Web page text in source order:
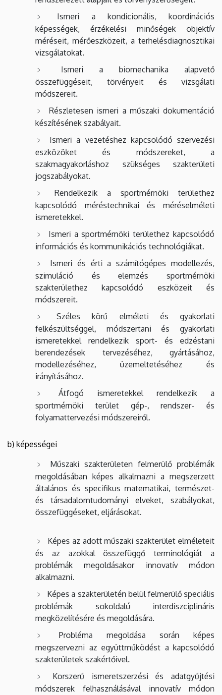
Ismeri a kondicionális, koordinációs
képességek, érzékelési minőségek objektív
méréseit, mérőeszközeit, a terhelésdiagnosztikai
vizsgálatokat.
Ismeri a biomechanika alapvető
összefüggéseit, törvényeit és vizsgálati
módszereit.
Részletesen ismeri a műszaki dokumentáció
készítésének szabályait.
Ismeri a vezetéshez kapcsolódó szervezési
eszközöket és módszereket, a
szakmagyakorláshoz szükséges szakterületi
jogszabályokat.
Rendelkezik a sportmérnöki területhez
kapcsolódó méréstechnikai és méréselméleti
ismeretekkel.
Ismeri a sportmérnöki területhez kapcsolódó
információs és kommunikációs technológiákat.
Ismeri és érti a számítógépes modellezés,
szimuláció és elemzés sportmérnöki
szakterülethez kapcsolódó eszközeit és
módszereit.
Széles körű elméleti és gyakorlati
felkészültséggel, módszertani és gyakorlati
ismeretekkel rendelkezik sport- és edzéstani
berendezések tervezéséhez, gyártásához,
modellezéséhez, üzemeltetéséhez és
irányításához.
Átfogó ismeretekkel rendelkezik a
sportmérnöki terület gép-, rendszer- és
folyamattervezési módszereiről.
b) képességei
Műszaki szakterületen felmerülő problémák
megoldásában képes alkalmazni a megszerzett
általános és specifikus matematikai, természet-
és társadalomtudományi elveket, szabályokat,
összefüggéseket, eljárásokat.
Képes az adott műszaki szakterület elméleteit
és az azokkal összefüggő terminológiát a
problémák megoldásakor innovatív módon
alkalmazni.
Képes a szakterületén belül felmerülő speciális
problémák sokoldalú interdiszciplináris
megközelítésére és megoldására.
Probléma megoldása során képes
megszervezni az együttműködést a kapcsolódó
szakterületek szakértőivel.
Korszerű ismeretszerzési és adatgyűjtési
módszerek felhasználásával innovatív módon